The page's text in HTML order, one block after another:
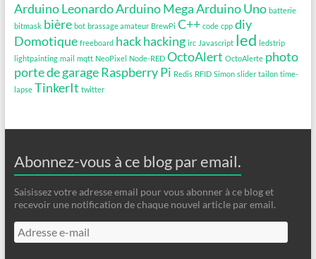
Arduino LeonardoArduino MegaArduino Uno batterie
bitmask bière bot brassage amateur BrewPi C++ code cpp diy
Domotique freeboard hack hacking irc Javascript led ledstrip
lightpainting mail mqtt NeoPixel Node-RED OctoAlert OctoAlerte photo
porte de garage Raspberry Pi Redis RFID Simon slider tailon time-
lapse TinkerIt twitter
Abonnez-vous à ce blog par email.
Saisissez votre adresse email pour vous abonner à ce blog et
recevoir une notification de chaque nouvel article par email.
Adresse
e-